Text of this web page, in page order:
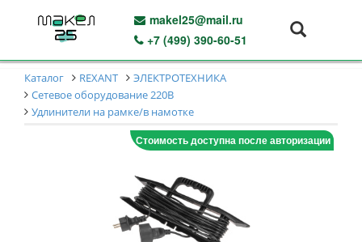
makel25@mail.ru
+7 (499) 390-60-51
Каталог REXANT
ЭЛЕКТРОТЕХНИКА
Сетевое оборудование 220В
Удлинители на рамке/в намотке
Стоимость доступна после авторизации